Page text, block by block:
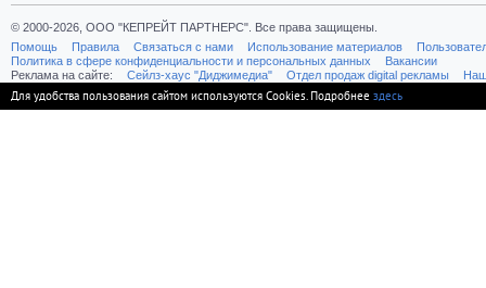
© 2000-2026, ООО "КЕПРЕЙТ ПАРТНЕРС". Все права защищены.
Помощь
Правила Связаться с нами Использование материалов
Политика в сфере конфиденциальности и персональных данных
Вакансии
Реклама на сайте:
Cейлз-хаус "Диджимедиа" Отдел продаж digital рекламы
Для удобства пользования сайтом используются Cookies. Подробнее здесь